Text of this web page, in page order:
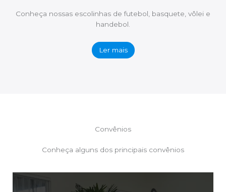
Conheça nossas escolinhas de futebol, basquete, vôlei e
handebol.
Ler mais
Convênios
Conheça alguns dos principais convênios